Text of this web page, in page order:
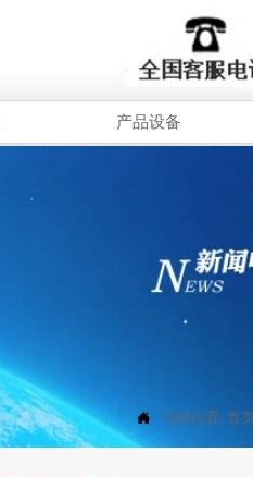
产品设备
 当前位置: 首